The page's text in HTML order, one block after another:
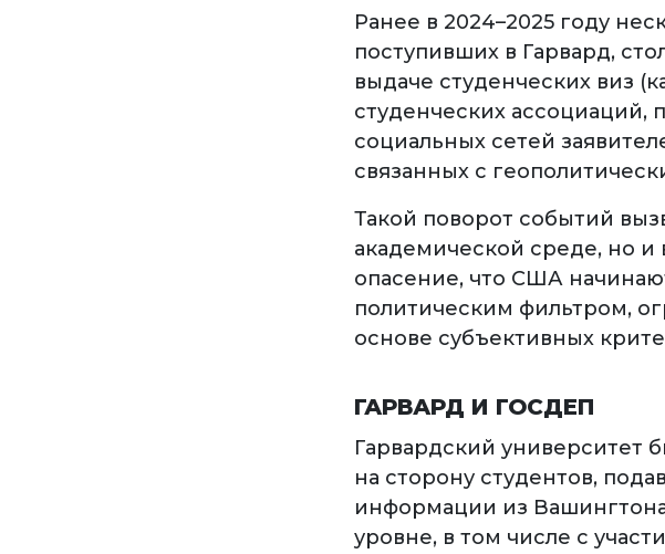
Ранее в 2024–2025 году
поступивших в Гарвард,
выдаче студенческих виз
студенческих ассоциаций,
социальных сетей
связанных с
Такой поворот событий
академической среде, но и
опасение, что США
политическим фильтром,
основе субъективных
ГАРВАРД И ГОСДЕП
Гарвардский университет
на сторону студентов,
информации из
уровне, в том числе с